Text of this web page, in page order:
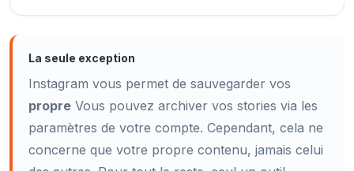
La seule exception
Instagram vous permet de sauvegarder vos
propre Vous pouvez archiver vos stories via les
paramètres de votre compte. Cependant, cela ne
concerne que votre propre contenu, jamais celui